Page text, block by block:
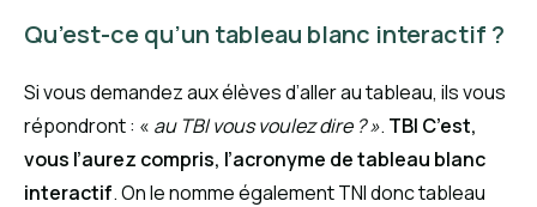
Qu’est-ce qu’un tableau blanc interactif ?
Si vous demandez aux élèves d’aller au tableau, ils vous
répondront : « au TBI vous voulez dire ? ». TBI C’est,
vous l’aurez compris, l’acronyme de tableau blanc
interactif. On le nomme également TNI donc tableau